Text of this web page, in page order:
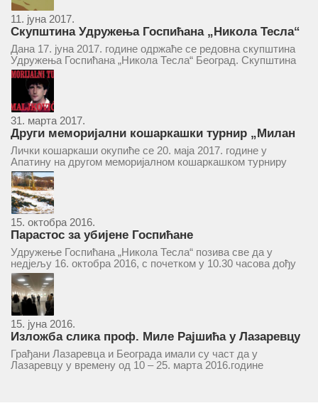
11. јуна 2017.
Скупштина Удружења Госпићана „Никола Тесла“
у суботу 17. јуна 2017.
Дана 17. јуна 2017. године одржаће се редовна скупштина
Удружења Госпићана „Никола Тесла“ Београд. Скупштина
ће се одржати у простору ресторана „Тесла“, Савски трг бр.
9 Београд, у 11 часова. За Скупштину је предложен...
31. марта 2017.
Други меморијални кошаркашки турнир „Милан
Маљковић Маљак“ у Апатину 20. маја 2017.
Лички кошаркаши окупиће се 20. маја 2017. године у
Апатину на другом меморијалном кошаркашком турниру
„Милан Маљковић Маљак“. Као и прошле године,
учествоваће екипе Госпића, Личког Осика, Плашког, као и
комбинована екипа кошаркаша из...
15. октобра 2016.
Парастос за убијене Госпићане
Удружење Госпићана „Никола Тесла“ позива све да у
недјељу 16. октобра 2016, с почетком у 10.30 часова дођу
у цркву Светог оца Николаја у Борчи (Улица Вука Караџића
1), гдје ће бити служен парастос за...
15. јуна 2016.
Изложба слика проф. Миле Рајшића у Лазаревцу
Грађани Лазаревца и Београда имали су част да у
Лазаревцу у времену од 10 – 25. марта 2016.године